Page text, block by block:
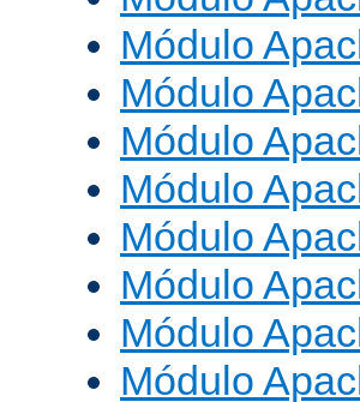
Módulo
Módulo
Módulo
Módulo
Módulo
Módulo
Módulo
Módulo